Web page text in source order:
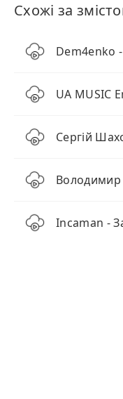
Схожі за
Dem4enko
UA MUSIC
Сергій
Incaman -